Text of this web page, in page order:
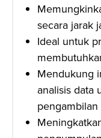
secara jarak
Ideal untuk
Mendukung
analisis data